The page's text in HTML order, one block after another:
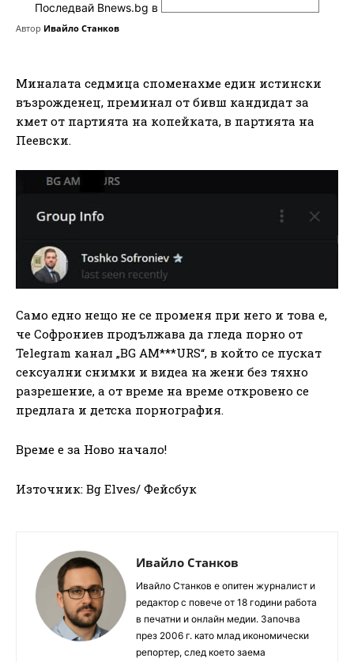
Последвай Bnews.bg в
Автор Ивайло Станков
Миналата седмица споменахме един истински
възрожденец, преминал от бивш кандидат за
кмет от партията на копейката, в партията на
Пеевски.
Само едно нещо не се променя при него и това е,
че Софрониев продължава да гледа порно от
Telegram канал „BG AM***URS“, в който се пускат
сексуални снимки и видеа на жени без тяхно
разрешение, а от време на време откровено се
предлага и детска порнография.
Време е за Ново начало!
Източник: Bg Elves/ Фейсбук
Ивайло Станков
Ивайло Станков е опитен журналист и
редактор с повече от 18 години работа
в печатни и онлайн медии. Започва
през 2006 г. като млад икономически
репортер, след което заема